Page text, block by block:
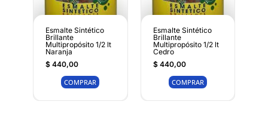
Esmalte Sintético
Brillante
Multipropósito 1/2 lt
Naranja
$440,00
COMPRAR
Esmalte Sintético
Brillante
Multipropósito 1/2 lt
Cedro
$440,00
COMPRAR